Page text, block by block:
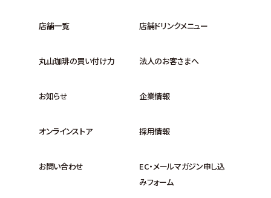
店舗一覧 店舗ドリンクメニュー
丸山珈琲の買い付け力 法人のお客さまへ
お知らせ 企業情報
オンラインストア 採用情報
お問い合わせ
EC・メールマガジン申し込
みフォーム